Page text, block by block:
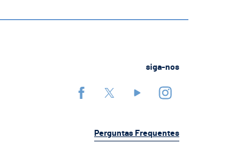
siga-nos
Perguntas Frequentes